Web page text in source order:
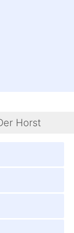
Horst